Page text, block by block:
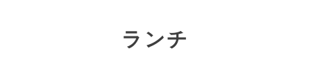
ランチ